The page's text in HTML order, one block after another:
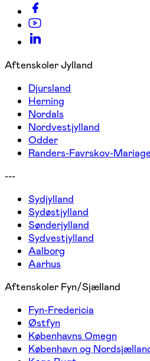
Aftenskoler Jylland
Djursland
Herning
Nordals
Nordvestjylland
Odder
Randers-Favrskov-
---
Sydjylland
Sydøstjylland
Sønderjylland
Sydvestjylland
Aalborg
Aarhus
Aftenskoler Fyn/Sjælland
Fyn-Fredericia
Østfyn
Københavns Omegn
København og